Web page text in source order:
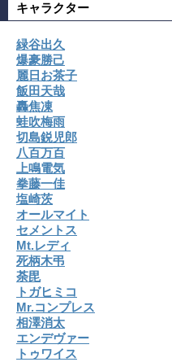
キャラクター
緑谷出久
爆豪勝己
麗日お茶子
飯田天哉
轟焦凍
蛙吹梅雨
切島鋭児郎
八百万百
上鳴電気
拳藤一佳
塩崎茨
オールマイト
セメントス
Mt.レディ
死柄木弔
荼毘
トガヒミコ
Mr.コンプレス
相澤消太
エンデヴァー
トゥワイス